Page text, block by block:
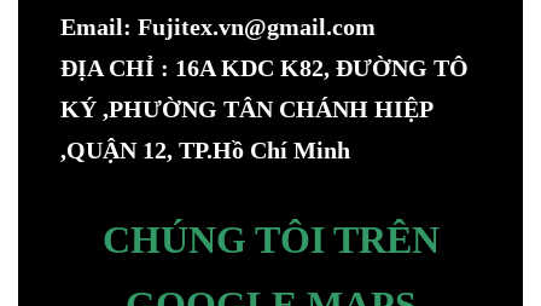
Email: Fujitex.vn@gmail.com
ĐỊA CHỈ : 16A KDC K82, ĐƯỜNG TÔ
KÝ ,PHƯỜNG TÂN CHÁNH HIỆP
,QUẬN 12, TP.Hồ Chí Minh
CHÚNG TÔI TRÊN